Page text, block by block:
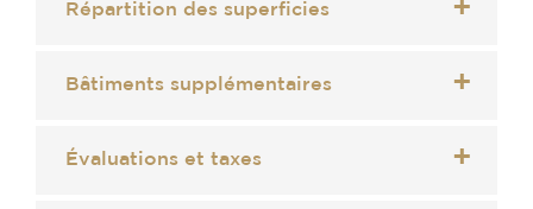
Répartition des superficies
Bâtiments supplémentaires
Évaluations et taxes